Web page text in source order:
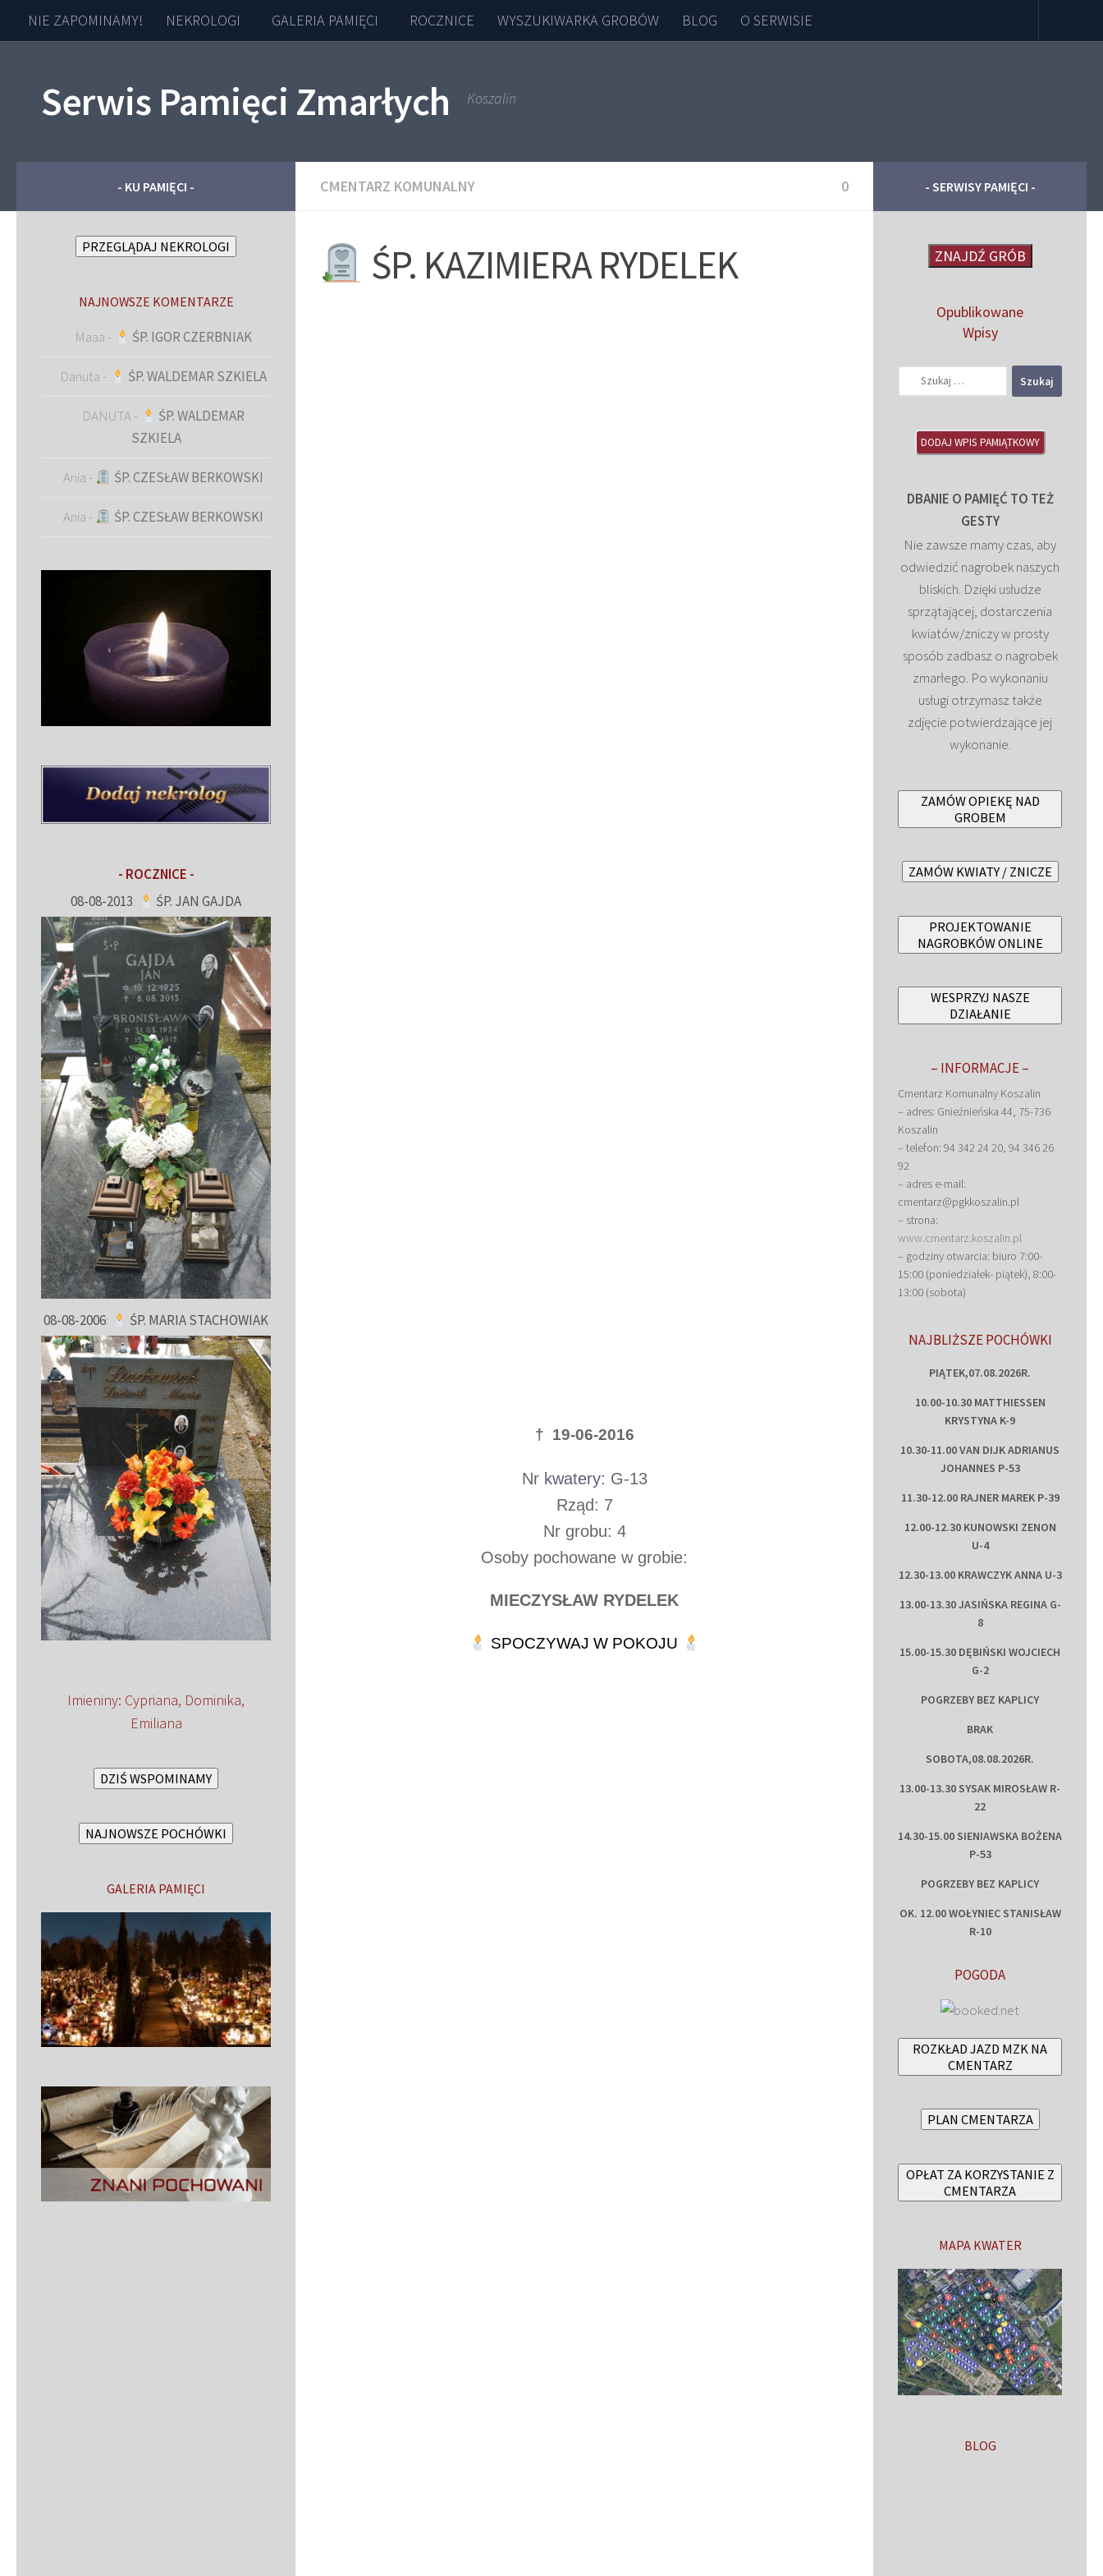
Skip to content
NIE ZAPOMINAMY! NEKROLOGI GALERIA PAMIĘCI ROCZNICE WYSZUKIWARKA GROBÓW BLOG O SERWISIE
Serwis Pamięci Zmarłych Koszalin
CMENTARZ KOMUNALNY 0
ŚP. KAZIMIERA RYDELEK
† 19-06-2016
Nr kwatery: G-13
Rząd: 7
Nr grobu: 4
Osoby pochowane w grobie:
MIECZYSŁAW RYDELEK
SPOCZYWAJ W POKOJU
- KU PAMIĘCI -
PRZEGLĄDAJ NEKROLOGI
NAJNOWSZE KOMENTARZE
Maaa - ŚP. IGOR CZERBNIAK
Danuta - ŚP. WALDEMAR SZKIELA
DANUTA-
ŚP. WALDEMAR
SZKIELA
Ania - ŚP. CZESŁAW BERKOWSKI
Ania - ŚP. CZESŁAW BERKOWSKI
- ROCZNICE -
08-08-2013: ŚP. JAN GAJDA
08-08-2006: ŚP. MARIA STACHOWIAK
Imieniny: Cypriana, Dominika,
Emiliana
DZIŚ WSPOMINAMY
NAJNOWSZE POCHÓWKI
GALERIA PAMIĘCI
- SERWISY PAMIĘCI -
ZNAJDŹ GRÓB
Opublikowane
Wpisy
DODAJ WPIS PAMIĄTKOWY
DBANIE O PAMIĘĆ TO TEŻ
GESTY
Nie zawsze mamy czas, aby
odwiedzić nagrobek naszych
bliskich. Dzięki usłudze
sprzątającej, dostarczenia
kwiatów/zniczy w prosty
sposób zadbasz o nagrobek
zmarłego. Po wykonaniu
usługi otrzymasz także
zdjęcie potwierdzające jej
wykonanie.
ZAMÓW OPIEKĘ NAD
GROBEM
ZAMÓW KWIATY / ZNICZE
PROJEKTOWANIE
NAGROBKÓW ONLINE
WESPRZYJ NASZE
DZIAŁANIE
– INFORMACJE –
Cmentarz Komunalny Koszalin
– adres: Gnieźnieńska 44, 75-736
Koszalin
– telefon: 94 342 24 20, 94 346 26
92
– adres e-mail:
cmentarz@pgkkoszalin.pl
– strona:
www.cmentarz.koszalin.pl
– godziny otwarcia: biuro 7:00-
15:00 (poniedziałek- piątek), 8:00-
13:00 (sobota)
NAJBLIŻSZE POCHÓWKI
PIĄTEK,07.08.2026R.
10.00-10.30 MATTHIESSEN
KRYSTYNA K-9
10.30-11.00 VAN DIJK ADRIANUS
JOHANNES P-53
11.30-12.00 RAJNER MAREK P-39
12.00-12.30 KUNOWSKI ZENON
U-4
12.30-13.00 KRAWCZYK ANNA U-3
13.00-13.30 JASIŃSKA REGINA G-
8
15.00-15.30 DĘBIŃSKI WOJCIECH
G-2
POGRZEBY BEZ KAPLICY
BRAK
SOBOTA,08.08.2026R.
13.00-13.30 SYSAK MIROSŁAW R-
22
14.30-15.00 SIENIAWSKA BOŻENA
P-53
POGRZEBY BEZ KAPLICY
OK. 12.00 WOŁYNIEC STANISŁAW
R-10
POGODA
ROZKŁAD JAZD MZK NA
CMENTARZ
PLAN CMENTARZA
OPŁAT ZA KORZYSTANIE Z
CMENTARZA
MAPA KWATER
BLOG